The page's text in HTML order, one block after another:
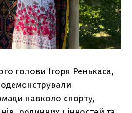
голови Ігоря Ренькаса,
навколо спорту,